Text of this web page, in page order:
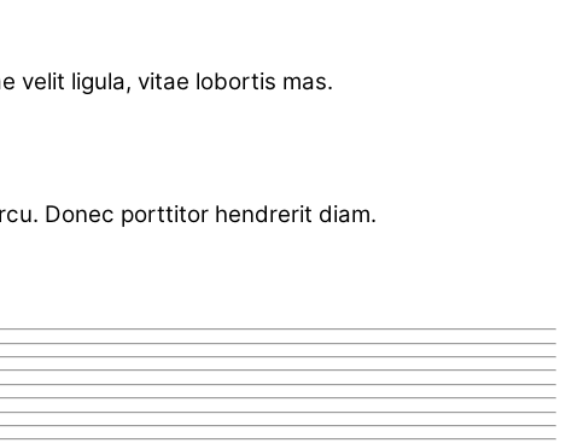
velit ligula, vitae lobortis mas.
Donec porttitor hendrerit diam.